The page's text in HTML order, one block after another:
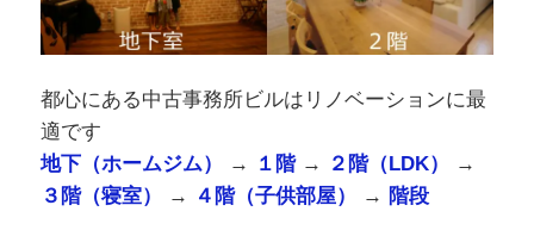
都心にある中古事務所ビルはリノベーションに最
適です
地下（ホームジム）
→ １階→ ２階（LDK）
→
３階（寝室）
→ ４階（子供部屋） → 階段